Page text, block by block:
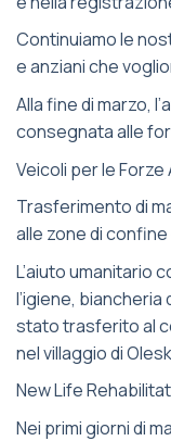
Continuiamo le
e anziani che
Alla fine di marzo,
consegnata alle
Veicoli per le Forze
Trasferimento di
alle zone di
L’aiuto umanitario
l’igiene,
stato trasferito al
nel villaggio di
New Life
Nei primi giorni di